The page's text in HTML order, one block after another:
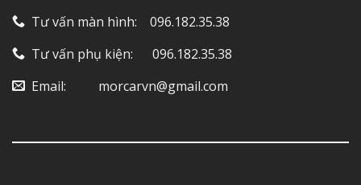
Tư vấn màn hình: ‎ ‎ ‎ 096.182.35.38
Tư vấn phụ kiện: ‎ ‎ ‎ ‎‎ ‎ 096.182.35.38
Email: ‎ ‎ ‎ ‎ ‎ ‎ ‎ ‎ ‎ morcarvn@gmail.com